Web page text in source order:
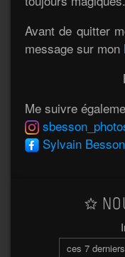
Avant de quitter
message sur mon
Me suivre
Sylvain Besson
ces 7